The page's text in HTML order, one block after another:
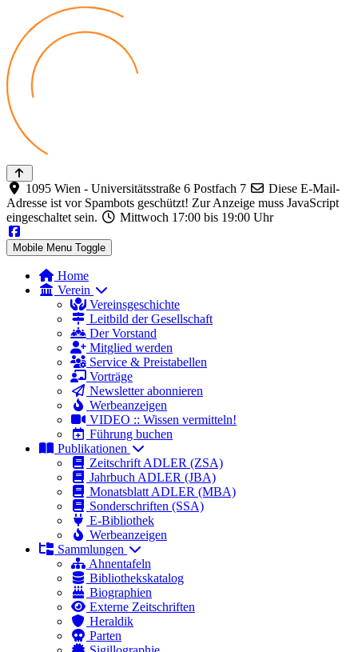
1095 Wien - Universitätsstraße 6 Postfach 7
Diese E-Mail-
Adresse ist vor Spambots geschützt! Zur Anzeige muss JavaScript
eingeschaltet sein.
Mittwoch 17:00 bis 19:00 Uhr
Mobile Menu Toggle
Home
Verein
Vereinsgeschichte
Leitbild der Gesellschaft
Der Vorstand
Mitglied werden
Service & Preistabellen
Vorträge
Newsletter abonnieren
Werbeanzeigen
VIDEO :: Wissen vermitteln!
Führung buchen
Publikationen
Zeitschrift ADLER (ZSA)
Jahrbuch ADLER (JBA)
Monatsblatt ADLER (MBA)
Sonderschriften (SSA)
E-Bibliothek
Werbeanzeigen
Sammlungen
Ahnentafeln
Bibliothekskatalog
Biographien
Externe Zeitschriften
Heraldik
Parten